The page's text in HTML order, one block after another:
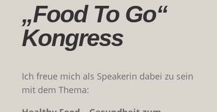
„Food To Go“
Kongress
Ich freue mich als Speakerin dabei zu sein
mit dem Thema: